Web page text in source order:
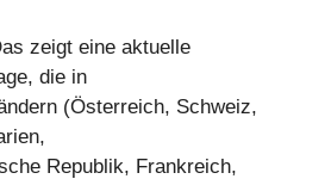
zeigt eine aktuelle
die in
(Österreich, Schweiz,
Republik, Frankreich,